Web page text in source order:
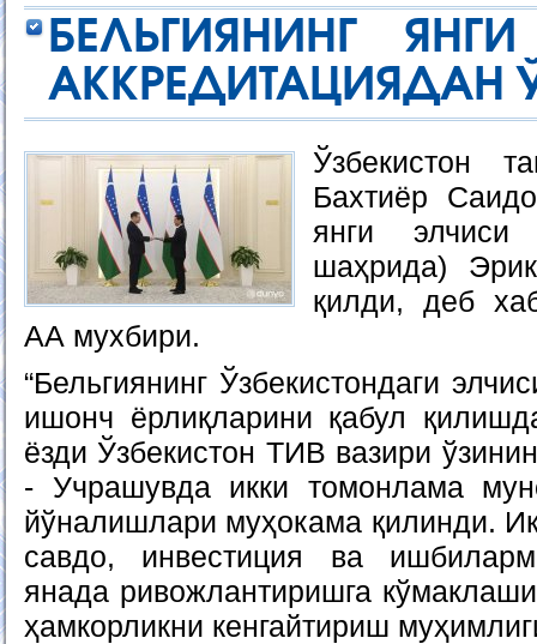
БЕЛЬГИЯНИНГ
АККРЕДИТАЦИЯДАН
Ўзбекистон
Бахтиёр
янги элчиси
шаҳрида)
қилди, деб
АА мухбири.
“Бельгиянинг Ўзбекистондаги
ишонч ёрлиқларини қабул
ёзди Ўзбекистон ТИВ вазири
- Учрашувда икки томонлама
йўналишлари муҳокама қилинди.
савдо, инвестиция ва
янада ривожлантиришга
ҳамкорликни кенгайтириш